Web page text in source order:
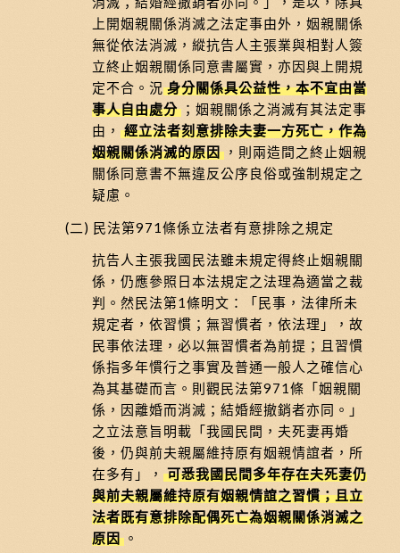
上開姻親關係消滅之法定事由外，姻親關係
無從依法消滅，縱抗告人主張業與相對人簽
立終止姻親關係同意書屬實，亦因與上開規
定不合。況 身分關係具公益性，本不宜由當
事人自由處分 ；姻親關係之消滅有其法定事
由， 經立法者刻意排除夫妻一方死亡，作為
姻親關係消滅的原因 ，則兩造間之終止姻親
關係同意書不無違反公序良俗或強制規定之
疑慮。
(二) 民法第971條係立法者有意排除之規定
抗告人主張我國民法雖未規定得終止姻親關
係，仍應參照日本法規定之法理為適當之裁
判。然民法第1條明文：「民事，法律所未
規定者，依習慣；無習慣者，依法理」，故
民事依法理，必以無習慣者為前提；且習慣
係指多年慣行之事實及普通一般人之確信心
為其基礎而言。則觀民法第971條「姻親關
係，因離婚而消滅；結婚經撤銷者亦同。」
之立法意旨明載「我國民間，夫死妻再婚
後，仍與前夫親屬維持原有姻親情誼者，所
在多有」， 可悉我國民間多年存在夫死妻仍
與前夫親屬維持原有姻親情誼之習慣；且立
法者既有意排除配偶死亡為姻親關係消滅之
原因 。